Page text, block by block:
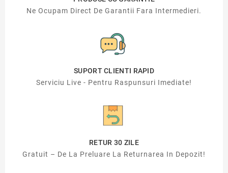
Ne Ocupam Direct De Garantii Fara Intermedieri.
SUPORT CLIENTI RAPID
Serviciu Live - Pentru Raspunsuri Imediate!
RETUR 30 ZILE
Gratuit – De La Preluare La Returnarea In Depozit!